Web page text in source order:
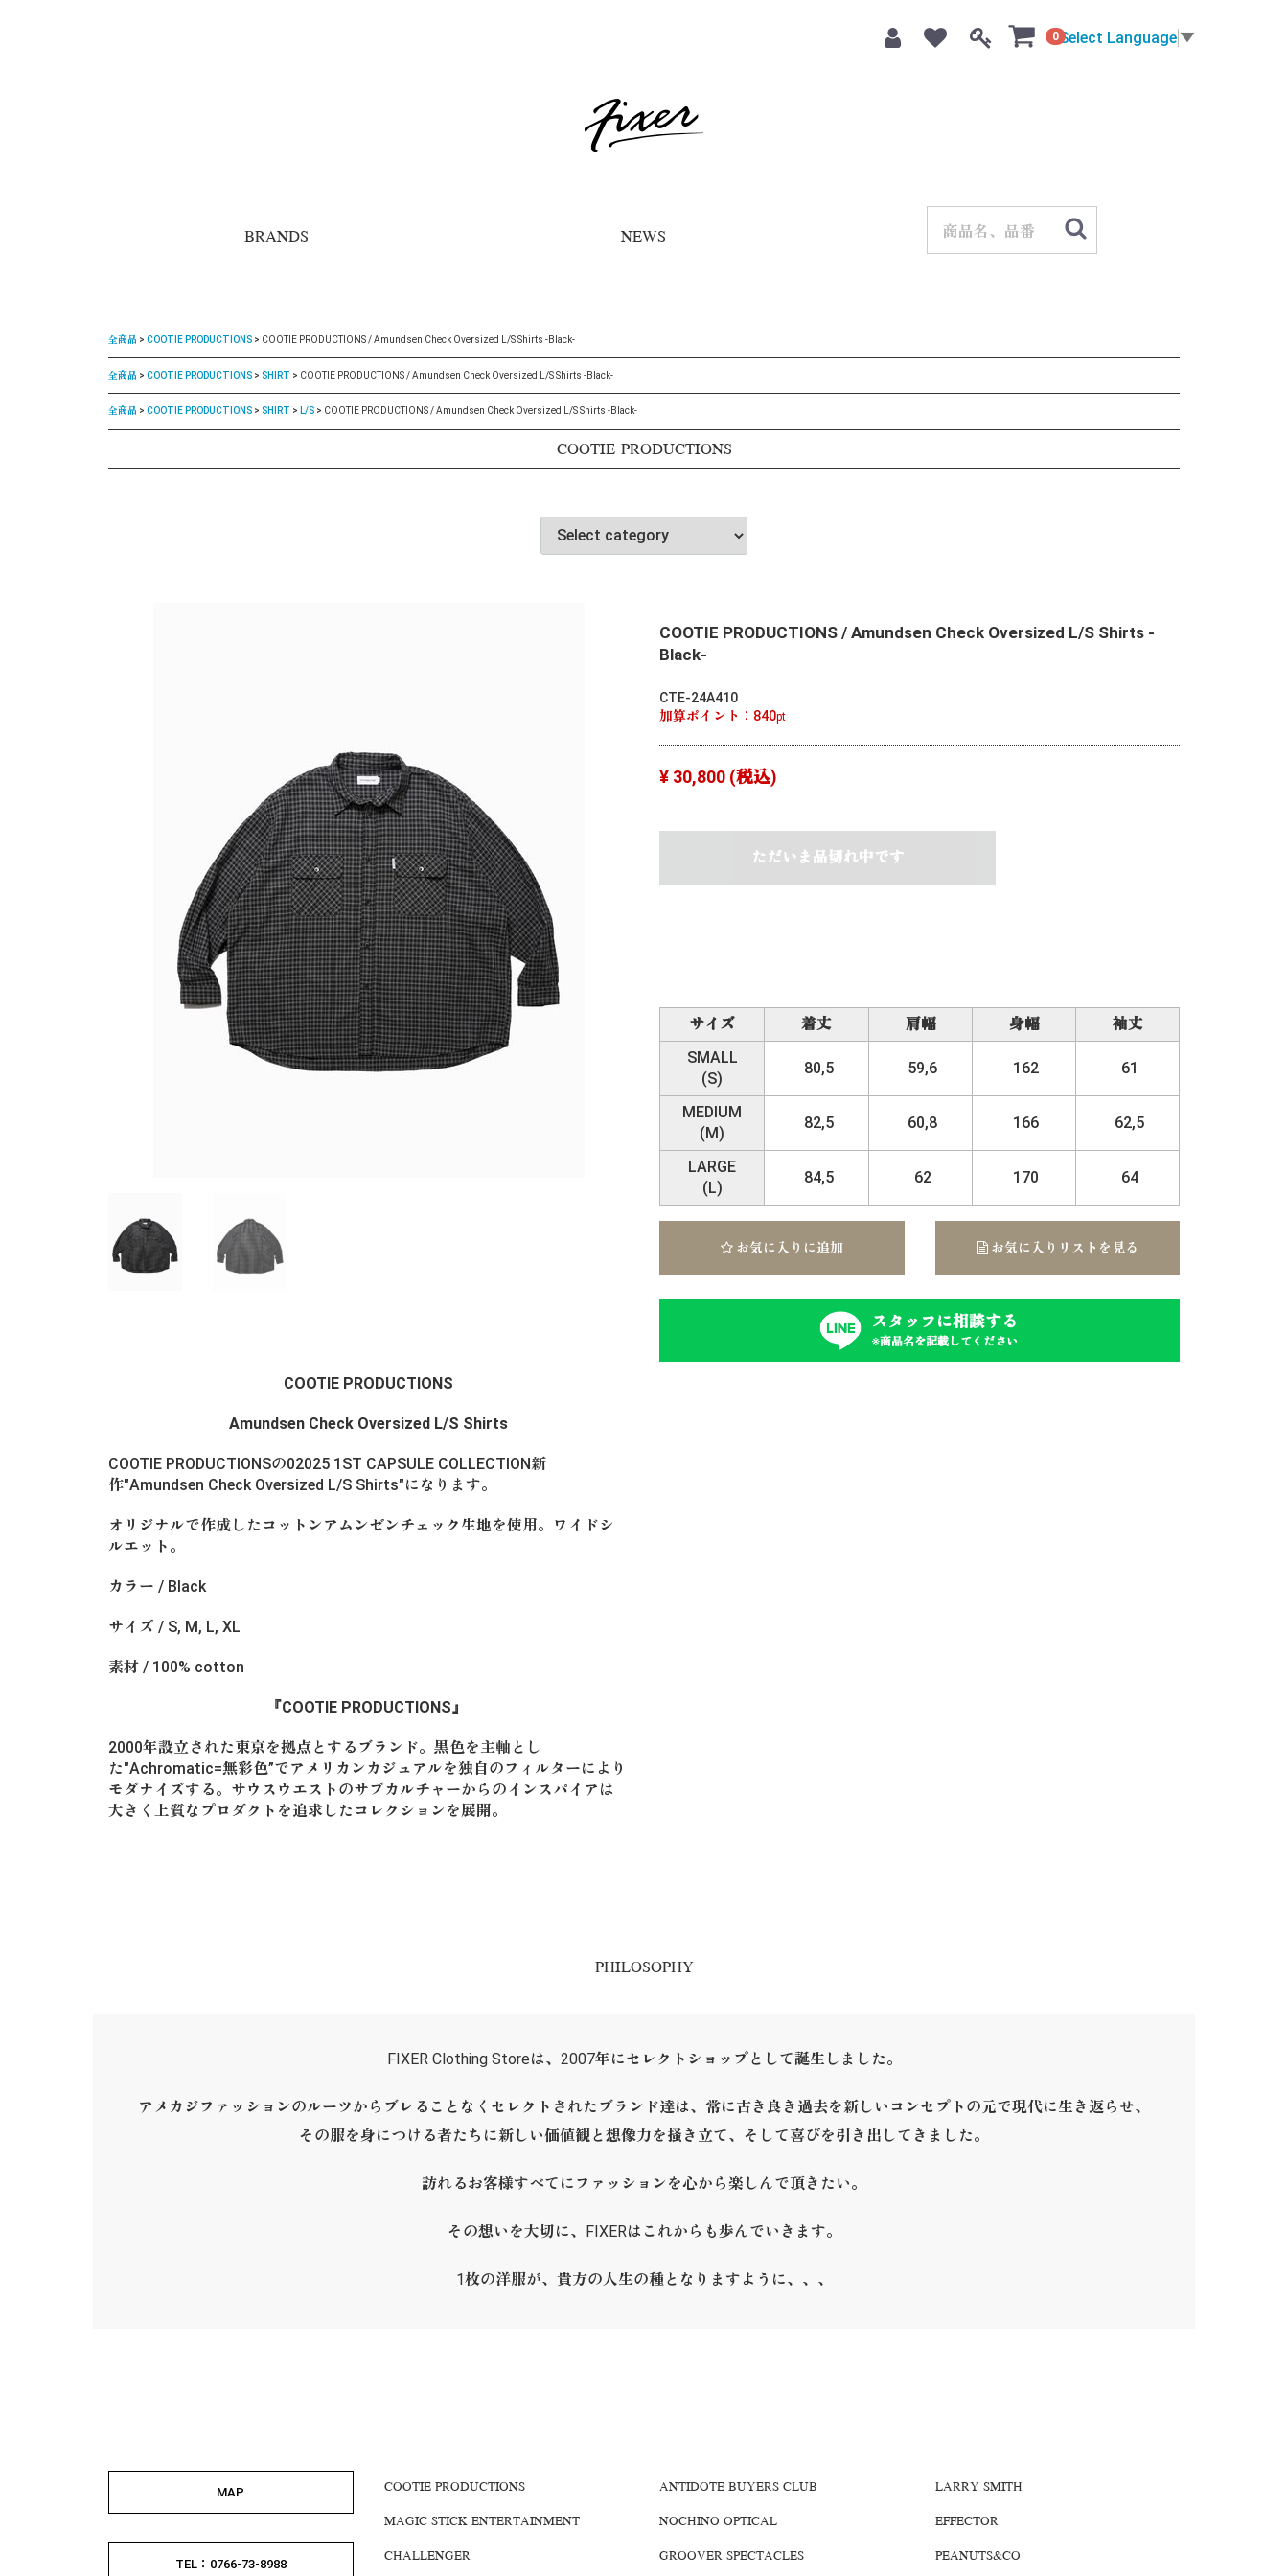
0 Select Language ▼
BRANDS NEWS
全商品 COOTIE PRODUCTIONS COOTIE PRODUCTIONS / Amundsen Check Oversized L/S Shirts -Black-
全商品 COOTIE PRODUCTIONS SHIRT COOTIE PRODUCTIONS / Amundsen Check Oversized L/S Shirts -Black-
全商品 COOTIE PRODUCTIONS SHIRT L/S COOTIE PRODUCTIONS / Amundsen Check Oversized L/S Shirts -Black-
COOTIE PRODUCTIONS
COOTIE PRODUCTIONS
Amundsen Check Oversized L/S Shirts
COOTIE PRODUCTIONSの02025 1ST CAPSULE COLLECTION新
作"Amundsen Check Oversized L/S Shirts"になります。
オリジナルで作成したコットンアムンゼンチェック生地を使用。ワイドシ
ルエット。
カラー / Black
サイズ / S, M, L, XL
素材 / 100% cotton
『COOTIE PRODUCTIONS』
2000年設立された東京を拠点とするブランド。黒色を主軸とし
た"Achromatic=無彩色”でアメリカンカジュアルを独自のフィルターにより
モダナイズする。サウスウエストのサブカルチャーからのインスパイアは
大きく上質なプロダクトを追求したコレクションを展開。
COOTIE PRODUCTIONS / Amundsen Check Oversized L/S Shirts -
Black-
CTE-24A410
加算ポイント： 840pt
¥ 30,800 (税込)
ただいま品切れ中です
サイズ 着丈 肩幅 身幅
袖丈
SMALL
(S)
80,5 59,6 162 61
MEDIUM
(M)
82,5 60,8 166 62,5
LARGE
(L)
84,5 62 170 64
お気に入りに追加 お気に入りリストを見る
スタッフに相談する
※商品名を記載してください
PHILOSOPHY
FIXER Clothing Storeは、2007年にセレクトショップとして誕生しました。
アメカジファッションのルーツからブレることなくセレクトされたブランド達は、常に古き良き過去を新しいコンセプトの元で現代に生き返らせ、
その服を身につける者たちに新しい価値観と想像力を掻き立て、そして喜びを引き出してきました。
訪れるお客様すべてにファッションを心から楽しんで頂きたい。
その想いを大切に、FIXERはこれからも歩んでいきます。
1枚の洋服が、貴方の人生の種となりますように、、、
MAP
TEL：0766-73-8988
COOTIE PRODUCTIONS
MAGIC STICK ENTERTAINMENT
CHALLENGER
ANTIDOTE BUYERS CLUB
NOCHINO OPTICAL
GROOVER SPECTACLES
LARRY SMITH
EFFECTOR
PEANUTS&CO